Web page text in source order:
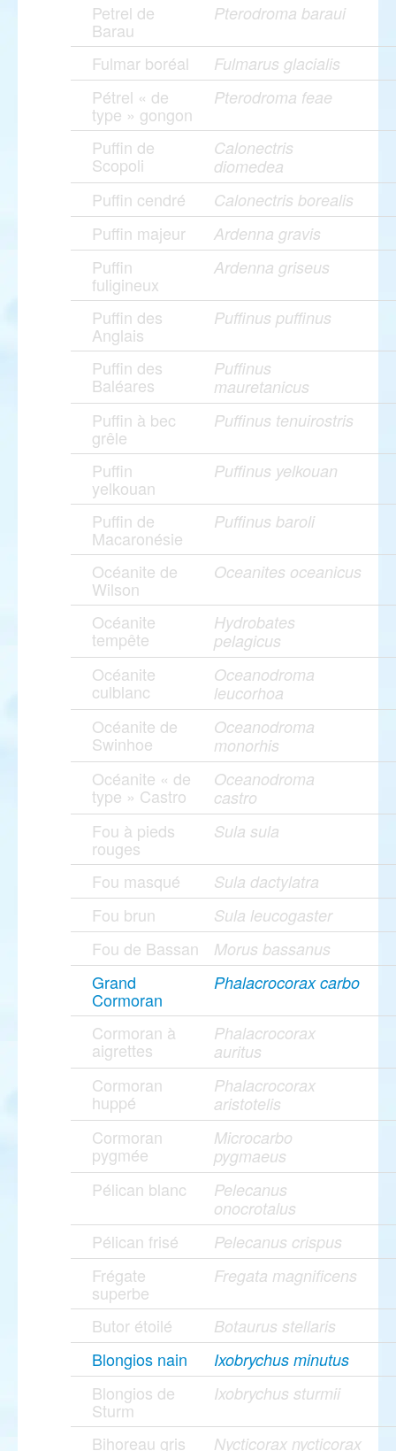
Petrel de
Barau
Pterodroma baraui
Fulmar boréal Fulmarus glacialis
Pétrel « de
type » gongon
Pterodroma feae
Puffin de
Scopoli
Calonectris
diomedea
Puffin cendré Calonectris borealis
Puffin majeur Ardenna gravis
Puffin
fuligineux
Ardenna griseus
Puffin des
Anglais
Puffinus puffinus
Puffin des
Baléares
Puffinus
mauretanicus
Puffin à bec
grêle
Puffinus tenuirostris
Puffin
yelkouan
Puffinus yelkouan
Puffin de
Macaronésie
Puffinus baroli
Océanite de
Wilson
Oceanites oceanicus
Océanite
tempête
Hydrobates
pelagicus
Océanite
culblanc
Oceanodroma
leucorhoa
Océanite de
Swinhoe
Oceanodroma
monorhis
Océanite « de
type » Castro
Oceanodroma
castro
Fou à pieds
rouges
Sula sula
Fou masqué Sula dactylatra
Fou brun Sula leucogaster
Fou de Bassan Morus bassanus
Grand
Cormoran
Phalacrocorax carbo
Cormoran à
aigrettes
Phalacrocorax
auritus
Cormoran
huppé
Phalacrocorax
aristotelis
Cormoran
pygmée
Microcarbo
pygmaeus
Pélican blanc
Pelecanus
onocrotalus
Pélican frisé Pelecanus crispus
Frégate
superbe
Fregata magnificens
Butor étoilé Botaurus stellaris
Blongios nain Ixobrychus minutus
Blongios de
Sturm
Ixobrychus sturmii
Bihoreau gris Nycticorax nycticorax